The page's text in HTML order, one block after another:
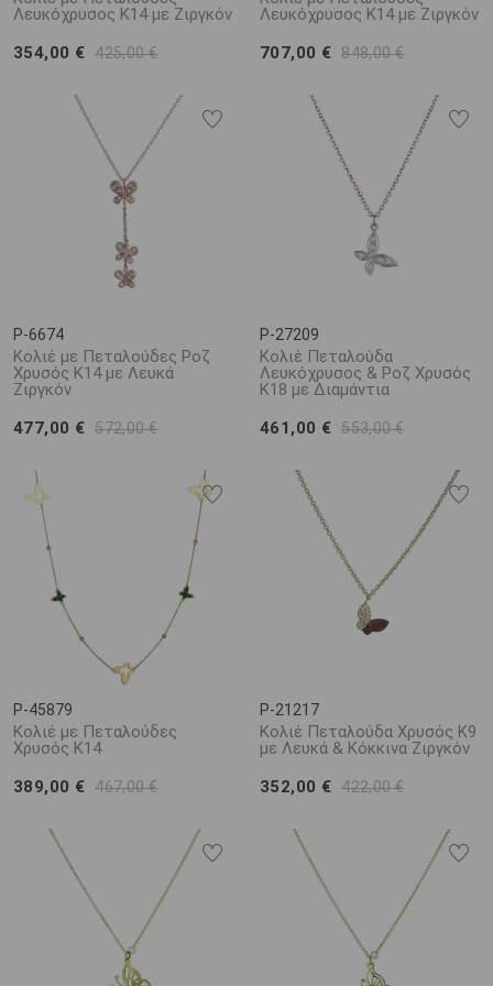
Λευκόχρυσος Κ14 με Ζιργκόν
354,00 € 425,00 €
Λευκόχρυσος Κ14 με Ζιργκόν
707,00 € 848,00 €
P-6674
Κολιέ με Πεταλούδες Ροζ
Χρυσός Κ14 με Λευκά
Ζιργκόν
477,00 € 572,00 €
P-27209
Κολιέ Πεταλούδα
Λευκόχρυσος & Ροζ Χρυσός
Κ18 με Διαμάντια
461,00 € 553,00 €
P-45879
Κολιέ με Πεταλούδες
Χρυσός Κ14
389,00 € 467,00 €
P-21217
Κολιέ Πεταλούδα Χρυσός Κ9
με Λευκά & Κόκκινα Ζιργκόν
352,00 € 422,00 €